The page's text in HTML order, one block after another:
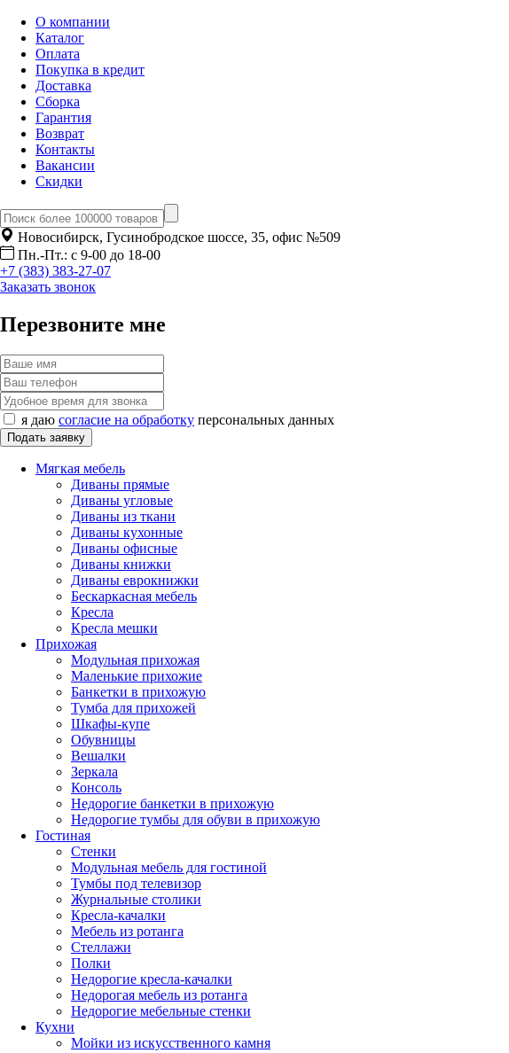
О компании
Каталог
Оплата
Покупка в кредит
Доставка
Сборка
Гарантия
Возврат
Контакты
Вакансии
Скидки
Новосибирск, Гусинобродское шоссе, 35, офис №509
Пн.-Пт.: с 9-00 до 18-00
+7 (383) 383-27-07
Заказать звонок
Перезвоните мне
я даю согласие на обработку персональных данных
Мягкая мебель
Диваны прямые
Диваны угловые
Диваны из ткани
Диваны кухонные
Диваны офисные
Диваны книжки
Диваны еврокнижки
Бескаркасная мебель
Кресла
Кресла мешки
Прихожая
Модульная прихожая
Маленькие прихожие
Банкетки в прихожую
Тумба для прихожей
Шкафы-купе
Обувницы
Вешалки
Зеркала
Консоль
Недорогие банкетки в прихожую
Недорогие тумбы для обуви в прихожую
Гостиная
Стенки
Модульная мебель для гостиной
Тумбы под телевизор
Журнальные столики
Кресла-качалки
Мебель из ротанга
Стеллажи
Полки
Недорогие кресла-качалки
Недорогая мебель из ротанга
Недорогие мебельные стенки
Кухни
Мойки из искусственного камня